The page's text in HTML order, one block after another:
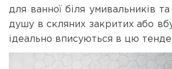
для ванної біля умивальників
душу в скляних закритих або
ідеально вписуються в цю